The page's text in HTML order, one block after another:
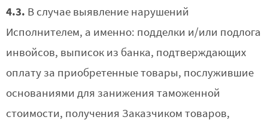
4.3. В случае выявление нарушений
Исполнителем, а именно: подделки и/или подлога
инвойсов, выписок из банка, подтверждающих
оплату за приобретенные товары, послужившие
основаниями для занижения таможенной
стоимости, получения Заказчиком товаров,